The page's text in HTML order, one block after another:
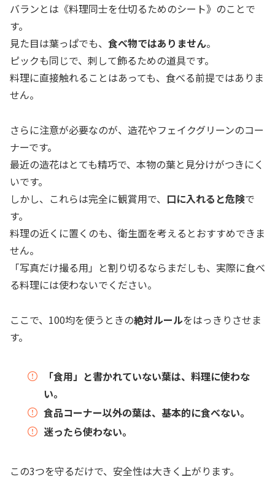
バランとは《料理同士を仕切るためのシート》のことで
す。
見た目は葉っぱでも、 食べ物ではありません。
ピックも同じで、刺して飾るための道具です。
料理に直接触れることはあっても、食べる前提ではありま
せん。
さらに注意が必要なのが、造花やフェイクグリーンのコー
ナーです。
最近の造花はとても精巧で、本物の葉と見分けがつきにく
いです。
しかし、これらは完全に観賞用で、 口に入れると危険で
す。
料理の近くに置くのも、衛生面を考えるとおすすめできま
せん。
「写真だけ撮る用」と割り切るならまだしも、実際に食べ
る料理には使わないでください。
ここで、100均を使うときの絶対ルールをはっきりさせま
す。
「食用」と書かれていない葉は、料理に使わな
い。
食品コーナー以外の葉は、基本的に食べない。
迷ったら使わない。
この3つを守るだけで、安全性は大きく上がります。